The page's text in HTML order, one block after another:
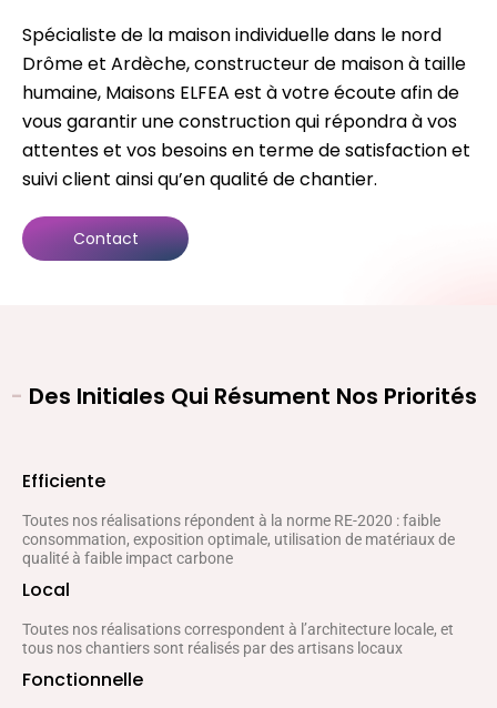
Spécialiste de la maison individuelle dans le nord
Drôme et Ardèche, constructeur de maison à taille
humaine, Maisons ELFEA est à votre écoute afin de
vous garantir une construction qui répondra à vos
attentes et vos besoins en terme de satisfaction et
suivi client ainsi qu’en qualité de chantier.
Contact
- Des Initiales Qui Résument Nos Priorités
Efficiente
Toutes nos réalisations répondent à la norme RE-2020 : faible
consommation, exposition optimale, utilisation de matériaux de
qualité à faible impact carbone
Local
Toutes nos réalisations correspondent à l’architecture locale, et
tous nos chantiers sont réalisés par des artisans locaux
Fonctionnelle